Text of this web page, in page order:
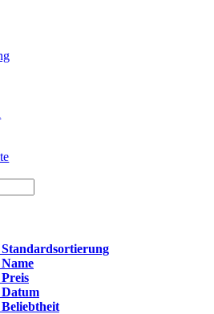
Standardsortierung
Name
Preis
Datum
Beliebtheit